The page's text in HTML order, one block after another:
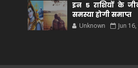
इन 5 राशियों के
समस्या होगी समाप्त
Unknown Jun